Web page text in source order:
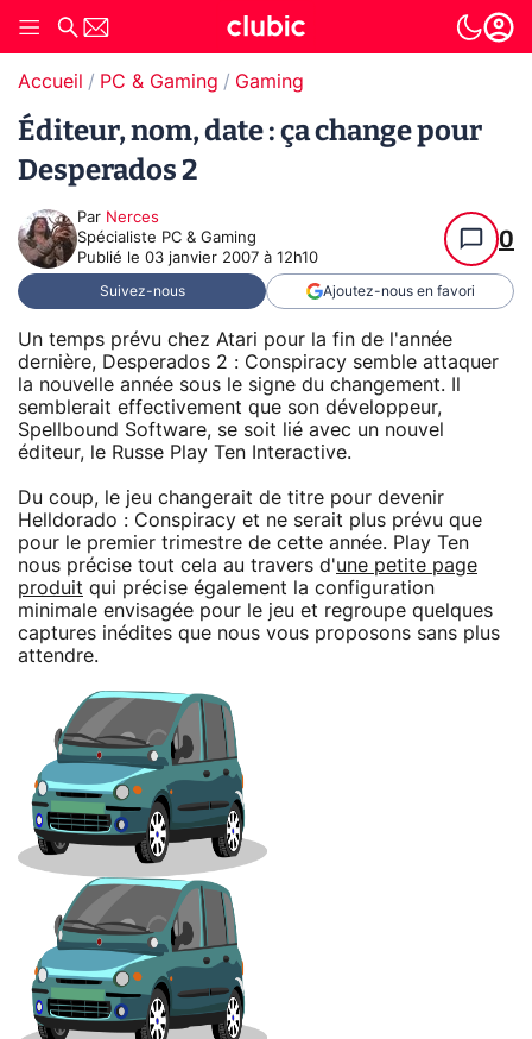
Accueil PC & Gaming Gaming
Éditeur, nom, date : ça change pour
Desperados 2
Par Nerces
Spécialiste PC & Gaming
Publié le 03 janvier 2007 à 12h10
0
Suivez-nous Ajoutez-nous en favori
Un temps prévu chez Atari pour la fin de l'année
dernière, Desperados 2 : Conspiracy semble attaquer
la nouvelle année sous le signe du changement. Il
semblerait effectivement que son développeur,
Spellbound Software, se soit lié avec un nouvel
éditeur, le Russe Play Ten Interactive.
Du coup, le jeu changerait de titre pour devenir
Helldorado : Conspiracy et ne serait plus prévu que
pour le premier trimestre de cette année. Play Ten
nous précise tout cela au travers d'une petite page
produit qui précise également la configuration
minimale envisagée pour le jeu et regroupe quelques
captures inédites que nous vous proposons sans plus
attendre.